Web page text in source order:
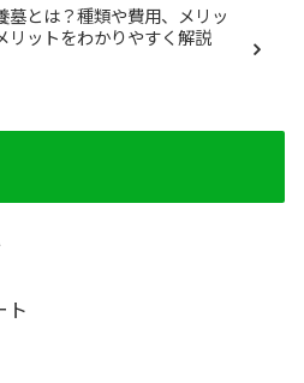
墓とは？種類や費用、メリッ
リットをわかりやすく解説
ト